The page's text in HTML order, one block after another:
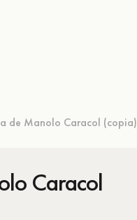
de Manolo Caracol (copia)
Caracol